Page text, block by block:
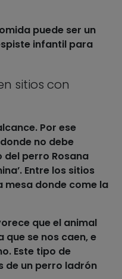
puede ser un
infantil para
sitios con
Por ese
no debe
perro Rosana
Entre los sitios
mesa donde come la
que el animal
se nos caen, e
Este tipo de
de un perro ladrón